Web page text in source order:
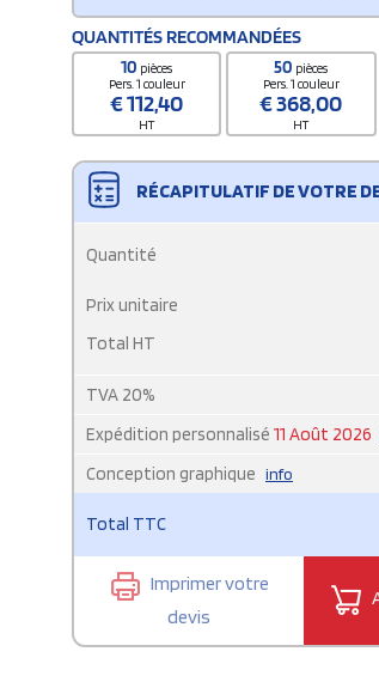
QUANTITÉS RECOMMANDÉES
10 pièces
Pers. 1 couleur
€112,40
HT
50 pièces
Pers. 1 couleur
€368,00
HT
RÉCAPITULATIF DE VOTRE
Quantité
Prix unitaire
Total HT
TVA 20%
Expédition personnalisé 11 Août 2026
Conception graphique info
Total TTC
Imprimer votre
devis